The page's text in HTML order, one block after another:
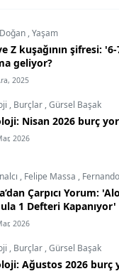
,Yaşam
Z kuşağının şifresi:
geliyor?
2025
, Burçlar ,Gürsel Başak
Nisan 2026 burç
2026
, Felipe Massa ,
Çarpıcı Yorum:
1 Defteri Kapanıyor'
2026
, Burçlar ,Gürsel Başak
Ağustos 2026 burç